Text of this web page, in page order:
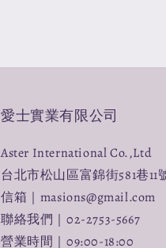
愛士實業有限公司
Aster International Co.,Ltd
台北市松山區富錦街581巷11
信箱｜masions@gmail.com
聯絡我們｜02-2753-5667
營業時間｜09:00-18:00